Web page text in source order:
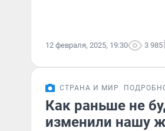
12 февраля, 2025, 19:30 3 985
СТРАНА И МИР
Как раньше не
изменили нашу